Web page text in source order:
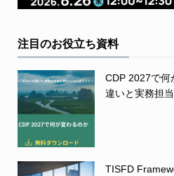
注目のお役立ち資料
CDP 2027で
違いと実務担
TISFD